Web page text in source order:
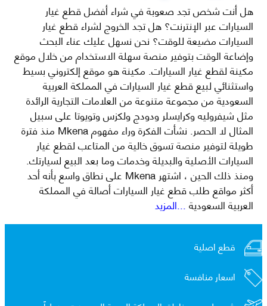
هل أنت شخص تجد صعوبة في شراء أفضل قطع غيار
السيارات عبر الإنترنت؟ هل تجد الخروج لشراء قطع غيار
السيارات مضيعة للوقت؟ نحن نسهل عليك عناء البحث
وإضاعة الوقت بتوفير منصة سهلة الاستخدام من خلال موقع
مكينة لقطع غيار السيارات. مكينة هو موقع إلكتروني بسيط
واستثنائي لبيع قطع غيار السيارات في المملكة العربية
السعودية من مجموعة متنوعة من العلامات التجارية الرائدة
مثل شيفروليه وكرايسلر ودودج ولكزس وتويوتا على سبيل
المثال لا الحصر. نشأت الفكرة وراء مفهوم Mkena منذ فترة
طويلة لتوفير منصة تسوق خالية من المتاعب لقطع غيار
السيارات الأصلية والبديلة وخدمات وما بعد البيع لسيارتك.
ومنذ ذلك الحين ، اشتهر Mkena على نطاق واسع بأنه أحد
أكثر مواقع طلب قطع غيار السيارات أصالة في المملكة
العربية السعودية...المزيد
قطع اصلية
اسعار منافسة